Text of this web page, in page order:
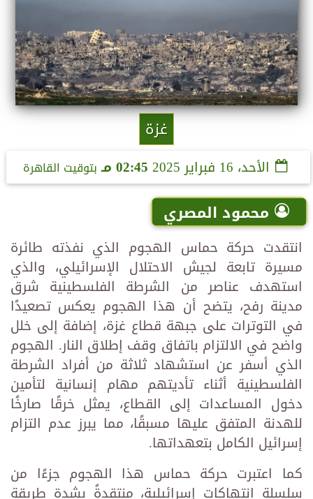
غزة
الأحد، 16 فبراير 2025 02:45 مـ بتوقيت القاهرة
محمود المصري
انتقدت حركة حماس الهجوم الذي نفذته طائرة
مسيرة تابعة لجيش الاحتلال الإسرائيلي، والذي
استهدف عناصر من الشرطة الفلسطينية شرق
مدينة رفح، يتضح أن هذا الهجوم يعكس تصعيدًا
في التوترات على جبهة قطاع غزة، إضافة إلى خلل
واضح في الالتزام باتفاق وقف إطلاق النار. الهجوم
الذي أسفر عن استشهاد ثلاثة من أفراد الشرطة
الفلسطينية أثناء تأديتهم مهام إنسانية لتأمين
دخول المساعدات إلى القطاع، يمثل خرقًا صارخًا
للهدنة المتفق عليها مسبقًا، مما يبرز عدم التزام
إسرائيل الكامل بتعهداتها.
كما اعتبرت حركة حماس هذا الهجوم جزءًا من
سلسلة انتهاكات إسرائيلية، منتقدةً بشدة طريقة